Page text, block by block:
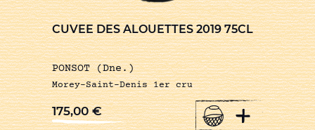
CUVEE DES ALOUETTES 2019 75CL
PONSOT (Dne.)
Morey-Saint-Denis 1er cru
175,00€ +